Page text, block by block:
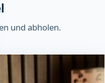
und abholen.